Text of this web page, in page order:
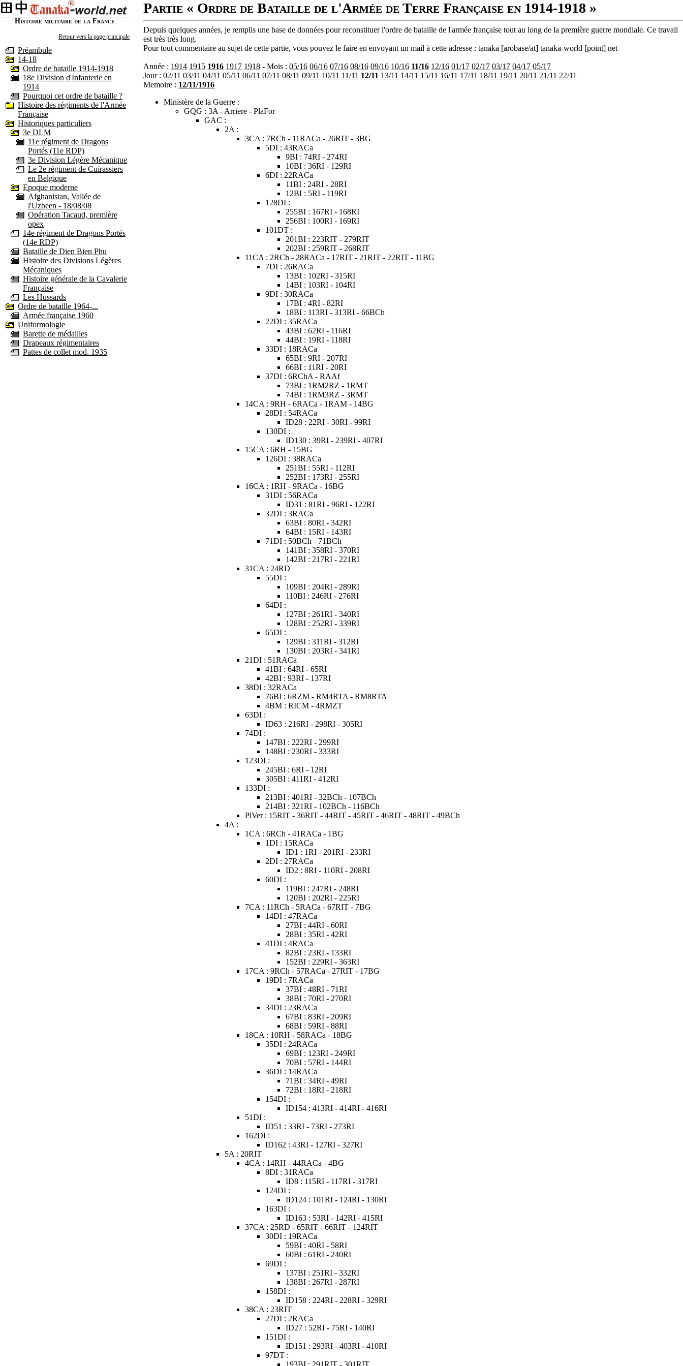
Histoire militaire de la France
Retour vers la page principale
Préambule
14-18
Ordre de bataille 1914-1918
18e Division d'Infanterie en
1914
Pourquoi cet ordre de bataille ?
Histoire des régiments de l'Armée
Française
Historiques particuliers
3e DLM
11e régiment de Dragons
Portés (11e RDP)
3e Division Légère Mécanique
Le 2e régiment de Cuirassiers
en Belgique
Epoque moderne
Afghanistan, Vallée de
l'Uzbeen - 18/08/08
Opération Tacaud, première
opex
14e régiment de Dragons Portés
(14e RDP)
Bataille de Dien Bien Phu
Histoire des Divisions Légères
Mécaniques
Histoire générale de la Cavalerie
Française
Les Hussards
Ordre de bataille 1964-...
Armée française 1960
Uniformologie
Barette de médailles
Drapeaux régimentaires
Pattes de collet mod. 1935
Partie « Ordre de Bataille de l'Armée de Terre Française en 1914-1918 »
Depuis quelques années, je remplis une base de données pour reconstituer l'ordre de bataille de l'armée française tout au long de la première guerre mondiale. Ce travail
est très très long.
Pour tout commentaire au sujet de cette partie, vous pouvez le faire en envoyant un mail à cette adresse : tanaka [arobase/at] tanaka-world [point] net
Année : 1914 1915 1916 1917 1918 - Mois :05/16 06/16 07/16 08/16 09/16 10/16 11/16 12/16 01/17 02/17 03/17 04/17 05/17
Jour :02/11 03/11 04/11 05/11 06/11 07/11 08/11 09/11 10/11 11/11 12/11 13/11 14/11 15/11 16/11 17/11 18/11 19/11 20/11 21/11 22/11
Memoire : 12/11/1916
Ministère de la Guerre :
GQG : 3A - Arriere - PlaFor
GAC :
2A :
3CA : 7RCh - 11RACa - 26RIT - 3BG
5DI : 43RACa
9BI : 74RI - 274RI
10BI : 36RI - 129RI
6DI : 22RACa
11BI : 24RI - 28RI
12BI : 5RI - 119RI
128DI :
255BI : 167RI - 168RI
256BI : 100RI - 169RI
101DT :
201BI : 223RIT - 279RIT
202BI : 259RIT - 268RIT
11CA : 2RCh - 28RACa - 17RIT - 21RIT - 22RIT - 11BG
7DI : 26RACa
13BI : 102RI - 315RI
14BI : 103RI - 104RI
9DI : 30RACa
17BI : 4RI - 82RI
18BI : 113RI - 313RI - 66BCh
22DI : 35RACa
43BI : 62RI - 116RI
44BI : 19RI - 118RI
33DI : 18RACa
65BI : 9RI - 207RI
66BI : 11RI - 20RI
37DI : 6RChA - RAAf
73BI : 1RM2RZ - 1RMT
74BI : 1RM3RZ - 3RMT
14CA : 9RH - 6RACa - 1RAM - 14BG
28DI : 54RACa
ID28 : 22RI - 30RI - 99RI
130DI :
ID130 : 39RI - 239RI - 407RI
15CA : 6RH - 15BG
126DI : 38RACa
251BI : 55RI - 112RI
252BI : 173RI - 255RI
16CA : 1RH - 9RACa - 16BG
31DI : 56RACa
ID31 : 81RI - 96RI - 122RI
32DI : 3RACa
63BI : 80RI - 342RI
64BI : 15RI - 143RI
71DI : 50BCh - 71BCh
141BI : 358RI - 370RI
142BI : 217RI - 221RI
31CA : 24RD
55DI :
109BI : 204RI - 289RI
110BI : 246RI - 276RI
64DI :
127BI : 261RI - 340RI
128BI : 252RI - 339RI
65DI :
129BI : 311RI - 312RI
130BI : 203RI - 341RI
21DI : 51RACa
41BI : 64RI - 65RI
42BI : 93RI - 137RI
38DI : 32RACa
76BI : 6RZM - RM4RTA - RM8RTA
4BM : RICM - 4RMZT
63DI :
ID63 : 216RI - 298RI - 305RI
74DI :
147BI : 222RI - 299RI
148BI : 230RI - 333RI
123DI :
245BI : 6RI - 12RI
305BI : 411RI - 412RI
133DI :
213BI : 401RI - 32BCh - 107BCh
214BI : 321RI - 102BCh - 116BCh
PlVer : 15RIT - 36RIT - 44RIT - 45RIT - 46RIT - 48RIT - 49BCh
4A :
1CA : 6RCh - 41RACa - 1BG
1DI : 15RACa
ID1 : 1RI - 201RI - 233RI
2DI : 27RACa
ID2 : 8RI - 110RI - 208RI
60DI :
119BI : 247RI - 248RI
120BI : 202RI - 225RI
7CA : 11RCh - 5RACa - 67RIT - 7BG
14DI : 47RACa
27BI : 44RI - 60RI
28BI : 35RI - 42RI
41DI : 4RACa
82BI : 23RI - 133RI
152BI : 229RI - 363RI
17CA : 9RCh - 57RACa - 27RIT - 17BG
19DI : 7RACa
37BI : 48RI - 71RI
38BI : 70RI - 270RI
34DI : 23RACa
67BI : 83RI - 209RI
68BI : 59RI - 88RI
18CA : 10RH - 58RACa - 18BG
35DI : 24RACa
69BI : 123RI - 249RI
70BI : 57RI - 144RI
36DI : 14RACa
71BI : 34RI - 49RI
72BI : 18RI - 218RI
154DI :
ID154 : 413RI - 414RI - 416RI
51DI :
ID51 : 33RI - 73RI - 273RI
162DI :
ID162 : 43RI - 127RI - 327RI
5A : 20RIT
4CA : 14RH - 44RACa - 4BG
8DI : 31RACa
ID8 : 115RI - 117RI - 317RI
124DI :
ID124 : 101RI - 124RI - 130RI
163DI :
ID163 : 53RI - 142RI - 415RI
37CA : 25RD - 65RIT - 66RIT - 124RIT
30DI : 19RACa
59BI : 40RI - 58RI
60BI : 61RI - 240RI
69DI :
137BI : 251RI - 332RI
138BI : 267RI - 287RI
158DI :
ID158 : 224RI - 228RI - 329RI
38CA : 23RIT
27DI : 2RACa
ID27 : 52RI - 75RI - 140RI
151DI :
ID151 : 293RI - 403RI - 410RI
97DT :
193BI : 291RIT - 301RIT